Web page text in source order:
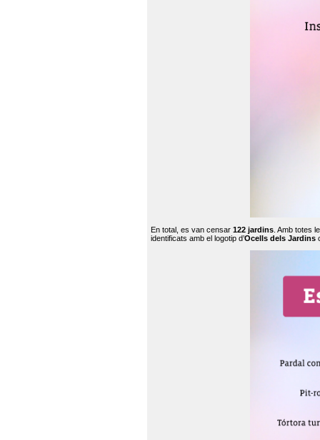
En total, es van censar 122 jardins . Amb totes
identificats amb el logotip d’Ocells dels Jardins